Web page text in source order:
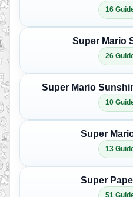
16
Super Mario
26
Super Mario
10
Super
13
Super
51